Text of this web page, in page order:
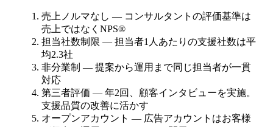
売上ノルマなし — コンサルタントの評価基準は
売上ではなくNPS®
担当社数制限 — 担当者1人あたりの支援社数は平
均2.3社
非分業制 — 提案から運用まで同じ担当者が一貫
対応
第三者評価 — 年2回、顧客インタビューを実施。
支援品質の改善に活かす
オープンアカウント — 広告アカウントはお客様